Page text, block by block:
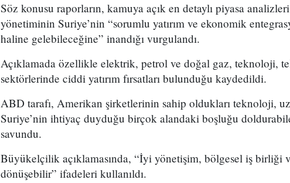
Söz konusu raporların, kamuya açık en detaylı piyasa
yönetiminin Suriye’nin “sorumlu yatırım ve ekonomik
haline gelebileceğine” inandığı vurgulandı.
Açıklamada özellikle elektrik, petrol ve doğal gaz, teknoloji,
sektörlerinde ciddi yatırım fırsatları bulunduğu kaydedildi.
ABD tarafı, Amerikan şirketlerinin sahip oldukları teknoloji,
Suriye’nin ihtiyaç duyduğu birçok alandaki boşluğu
savundu.
Büyükelçilik açıklamasında, “İyi yönetişim, bölgesel iş birliği
dönüşebilir” ifadeleri kullanıldı.